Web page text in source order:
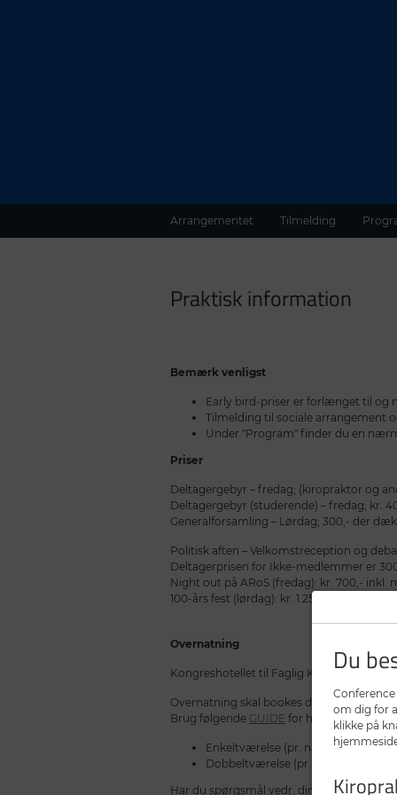
Arrangementet Tilmelding
Praktisk information
Bemærk venligst
Early bird-priser er forlænget til og
Tilmelding til sociale arrangement
Under "Program" finder du en
Priser
Deltagergebyr – fredag; (kiropraktor og
Deltagergebyr (studerende) – fredag; kr.
Generalforsamling – Lørdag; 300,- der
Politisk aften – Velkomstreception og
Deltagerprisen for Ikke-medlemmer er
Night out på ARoS (fredag): kr. 700,- inkl.
100-års fest (lørdag): kr. 1.250,- inkl. moms
Overnatning
Kongreshotellet til Faglig Kongres 2025 er
Overnatning skal bookes direkte ved
Brug følgende GUIDE for hjælp til booking
Enkeltværelse (pr. nat inkl.
Dobbeltværelse (pr. nat inkl.
Har du spørgsmål vedr. din booking kan
Du
om dig for
klikke på